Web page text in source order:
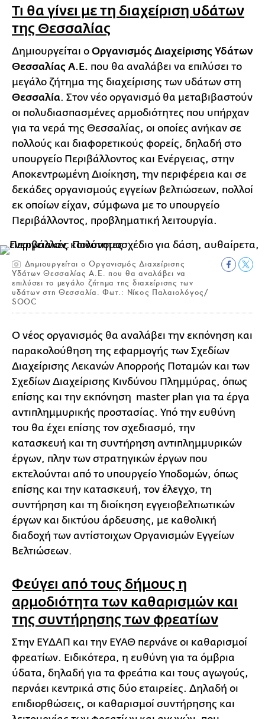
Τι θα γίνει με τη διαχείριση υδάτων
της Θεσσαλίας
Δημιουργείται ο Οργανισμός Διαχείρισης Υδάτων
Θεσσαλίας Α.Ε. που θα αναλάβει να επιλύσει το
μεγάλο ζήτημα της διαχείρισης των υδάτων στη
Θεσσαλία. Στον νέο οργανισμό θα μεταβιβαστούν
οι πολυδιασπασμένες αρμοδιότητες που υπήρχαν
για τα νερά της Θεσσαλίας, οι οποίες ανήκαν σε
πολλούς και διαφορετικούς φορείς, δηλαδή στο
υπουργείο Περιβάλλοντος και Ενέργειας, στην
Αποκεντρωμένη Διοίκηση, την περιφέρεια και σε
δεκάδες οργανισμούς εγγείων βελτιώσεων, πολλοί
εκ οποίων είχαν, σύμφωνα με το υπουργείο
Περιβάλλοντος, προβληματική λειτουργία.
Δημιουργείται ο Οργανισμός Διαχείρισης
Υδάτων Θεσσαλίας Α.Ε. που θα αναλάβει να
επιλύσει το μεγάλο ζήτημα της διαχείρισης των
υδάτων στη Θεσσαλία. Φωτ.: Νίκος Παλαιολόγος/
SOOC
Ο νέος οργανισμός θα αναλάβει την εκπόνηση και
παρακολούθηση της εφαρμογής των Σχεδίων
Διαχείρισης Λεκανών Απορροής Ποταμών και των
Σχεδίων Διαχείρισης Κινδύνου Πλημμύρας, όπως
επίσης και την εκπόνηση master plan για τα έργα
αντιπλημμυρικής προστασίας. Υπό την ευθύνη
του θα έχει επίσης τον σχεδιασμό, την
κατασκευή και τη συντήρηση αντιπλημμυρικών
έργων, πλην των στρατηγικών έργων που
εκτελούνται από το υπουργείο Υποδομών, όπως
επίσης και την κατασκευή, τον έλεγχο, τη
συντήρηση και τη διοίκηση εγγειοβελτιωτικών
έργων και δικτύου άρδευσης, με καθολική
διαδοχή των αντίστοιχων Οργανισμών Εγγείων
Βελτιώσεων.
Φεύγει από τους δήμους η
αρμοδιότητα των καθαρισμών και
της συντήρησης των φρεατίων
Στην ΕΥΔΑΠ και την ΕΥΑΘ περνάνε οι καθαρισμοί
φρεατίων. Ειδικότερα, η ευθύνη για τα όμβρια
ύδατα, δηλαδή για τα φρεάτια και τους αγωγούς,
περνάει κεντρικά στις δύο εταιρείες. Δηλαδή οι
επιδιορθώσεις, οι καθαρισμοί συντήρησης και